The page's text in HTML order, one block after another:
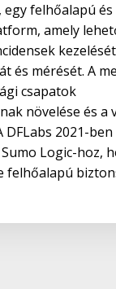
, egy felhőalapú
amely
és mérését. A
csapatok
növelése és a
DFLabs 2021-ben
Logic-hoz,
felhőalapú